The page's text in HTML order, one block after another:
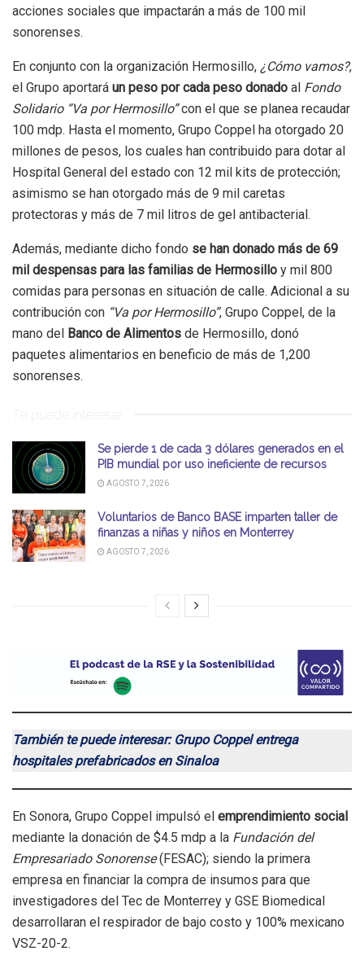
acciones sociales que impactarán a más de 100 mil
sonorenses.
En conjunto con la organización Hermosillo, ¿Cómo vamos?,
el Grupo aportará un peso por cada peso donado al Fondo
Solidario “Va por Hermosillo”con el que se planea recaudar
100 mdp. Hasta el momento, Grupo Coppel ha otorgado 20
millones de pesos, los cuales han contribuido para dotar al
Hospital General del estado con 12 mil kits de protección;
asimismo se han otorgado más de 9 mil caretas
protectoras y más de 7 mil litros de gel antibacterial.
Además, mediante dicho fondo se han donado más de 69
mil despensas para las familias de Hermosillo y mil 800
comidas para personas en situación de calle. Adicional a su
contribución con “Va por Hermosillo”, Grupo Coppel, de la
mano del Banco de Alimentos de Hermosillo, donó
paquetes alimentarios en beneficio de más de 1,200
sonorenses.
Te puede interesar
Se pierde 1 de cada 3 dólares generados en el
PIB mundial por uso ineficiente de recursos
AGOSTO 7, 2026
Voluntarios de Banco BASE imparten taller de
finanzas a niñas y niños en Monterrey
AGOSTO 7, 2026
También te puede interesar: Grupo Coppel entrega
hospitales prefabricados en Sinaloa
En Sonora, Grupo Coppel impulsó el emprendimiento social
mediante la donación de $4.5 mdp a la Fundación del
Empresariado Sonorense(FESAC); siendo la primera
empresa en financiar la compra de insumos para que
investigadores del Tec de Monterrey y GSE Biomedical
desarrollaran el respirador de bajo costo y 100% mexicano
VSZ-20-2.